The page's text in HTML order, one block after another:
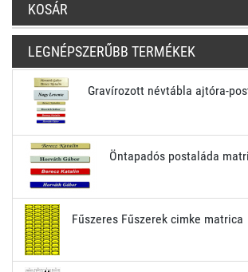
KOSÁR
LEGNÉPSZERŰBB TERMÉKEK
Gravírozott névtábla ajtóra-
Öntapadós postaláda
Fűszeres Fűszerek cimke matrica